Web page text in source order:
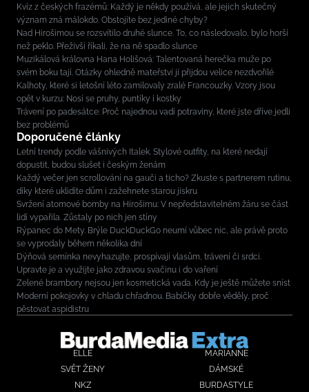
Kvíz z českých frazémů: Každý je někdy používá, ale jejich skutečný
význam zná málokdo. Obstojíte bez jediné chyby?
Nad Hirošimou se rozsvítilo druhé slunce. To, co následovalo, bylo horší
než peklo. Přeživší říkali, že na ně spadlo slunce
Muzikálová královna Hana Holišová: Talentovaná herečka muže po
svém boku tají. Otázky ohledně mateřství jí přijdou velice nezdvořilé
Kalhoty, které si letošní léto zamilovaly zralé Francouzky. Vzory jsou
opět v kurzu: Nosí se pruhy, puntíky i kostky
Trávení po padesátce: Proč najednou vadí potraviny, které jste dříve jedli
bez problémů
Doporučené články
Letní trendy podle vášnivých Italek. Stylové outfity, na které nedají
dopustit, budou slušet i českým ženám
Každý večer jen scrollování na gauči a ticho? Zkuste s partnerem rutinu,
díky které uklidíte dům i zažehnete starou jiskru
Svržení atomové bomby na Hirošimu: V nepředstavitelném žáru se část
lidí vypařila. Zůstaly po nich jen stíny
Rýpanec do Mety. Brýle DuckDuckGo neumí vůbec nic, ale právě proto
se vyprodaly během několika dní
Dýňová semínka nevyhazujte, prospívají vlasům, trávení či srdci.
Upravte je a využijte jako zdravou svačinu i do vaření
Zelené brambory nejsou jen kosmetická vada. Kdy je ještě můžete sníst
Moderní pokojovky v chladu chřadnou. Babičky dobře věděly, proč
pěstovat aspidistru
ELLE
MARIANNE
SVĚT ŽENY
DÁMSKÉ
NKZ
BURDASTYLE